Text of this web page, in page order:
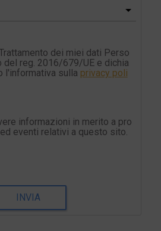
dei miei dati Perso
del reg. 2016/679/UE e dichia
l'informativa sulla privacy poli
informazioni in merito a pro
eventi relativi a questo sito.
INVIA